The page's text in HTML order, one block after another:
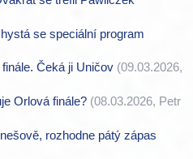
se speciální program
Čeká ji Uničov (09.03.2026,
Orlová finále? (08.03.2026, Petr
rozhodne pátý zápas